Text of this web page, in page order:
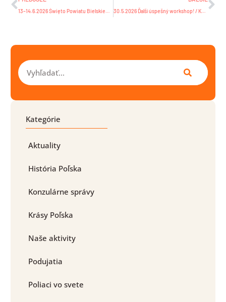
13–14.6.2026 Święto Powiatu Bielskiego i Gminy Bestwina 30.5.2026 Ďalší úspešný workshop! / Kolejne udane warsztaty! Belá
Vyhľadať
Kategórie
Aktuality
História Poľska
Konzulárne správy
Krásy Poľska
Naše aktivity
Podujatia
Poliaci vo svete